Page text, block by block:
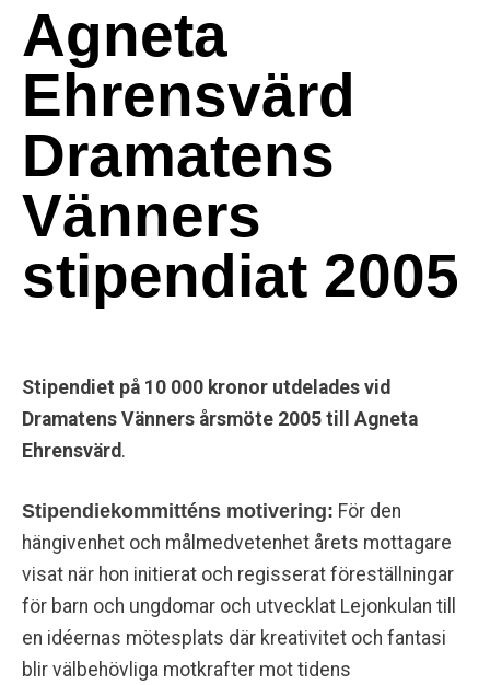
Agneta
Ehrensvärd
Dramatens
Vänners
stipendiat 2005
Stipendiet på 10 000 kronor utdelades vid
Dramatens Vänners årsmöte 2005 till
Agneta
Ehrensvärd.
Stipendiekommitténs motivering: För den
hängivenhet och målmedvetenhet årets mottagare
visat när hon initierat och regisserat föreställningar
för barn och ungdomar och utvecklat Lejonkulan till
en idéernas mötesplats där kreativitet och fantasi
blir välbehövliga motkrafter mot tidens